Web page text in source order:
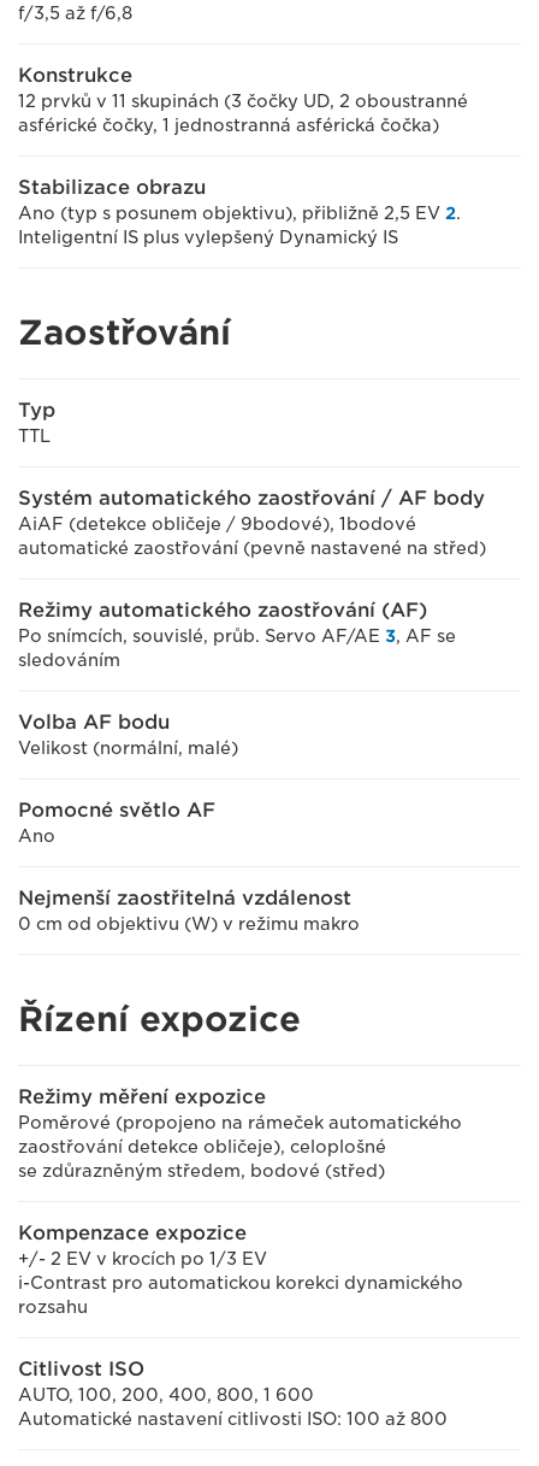
f/3,5 až f/6,8
Konstrukce
12 prvků v 11 skupinách (3 čočky UD, 2 oboustranné
asférické čočky, 1 jednostranná asférická čočka)
Stabilizace obrazu
Ano (typ s posunem objektivu), přibližně 2,5 EV 2.
Inteligentní IS plus vylepšený Dynamický IS
Zaostřování
Typ
TTL
Systém automatického zaostřování / AF body
AiAF (detekce obličeje / 9bodové), 1bodové
automatické zaostřování (pevně nastavené na střed)
Režimy automatického zaostřování (AF)
Po snímcích, souvislé, průb. Servo AF/AE 3, AF se
sledováním
Volba AF bodu
Velikost (normální, malé)
Pomocné světlo AF
Ano
Nejmenší zaostřitelná vzdálenost
0 cm od objektivu (W) v režimu makro
Řízení expozice
Režimy měření expozice
Poměrové (propojeno na rámeček automatického
zaostřování detekce obličeje), celoplošné
se zdůrazněným středem, bodové (střed)
Kompenzace expozice
+/- 2 EV v krocích po 1/3 EV
i-Contrast pro automatickou korekci dynamického
rozsahu
Citlivost ISO
AUTO, 100, 200, 400, 800, 1 600
Automatické nastavení citlivosti ISO: 100 až 800